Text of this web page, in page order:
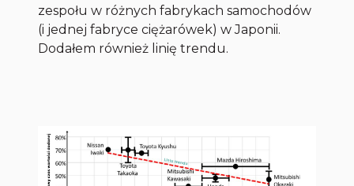
zespołu w różnych fabrykach samochodów
(i jednej fabryce ciężarówek) w Japonii.
Dodałem również linię trendu.